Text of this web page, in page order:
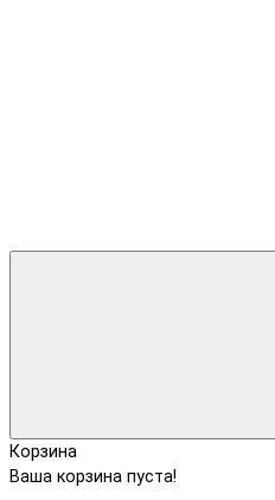
Корзина
Ваша корзина пуста!